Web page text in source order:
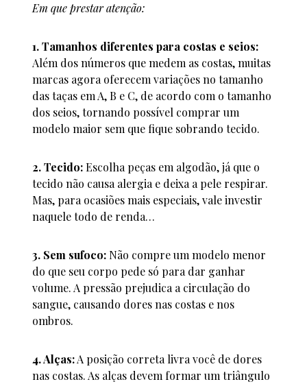
Em que prestar atenção:
1. Tamanhos diferentes para costas e seios:
Além dos números que medem as costas, muitas
marcas agora oferecem variações no tamanho
das taças em A, B e C, de acordo com o tamanho
dos seios, tornando possível comprar um
modelo maior sem que fique sobrando tecido.
2. Tecido:Escolha peças em algodão, já que o
tecido não causa alergia e deixa a pele respirar.
Mas, para ocasiões mais especiais, vale investir
naquele todo de renda…
3. Sem sufoco: Não compre um modelo menor
do que seu corpo pede só para dar ganhar
volume. A pressão prejudica a circulação do
sangue, causando dores nas costas e nos
ombros.
4. Alças:A posição correta livra você de dores
nas costas. As alças devem formar um triângulo